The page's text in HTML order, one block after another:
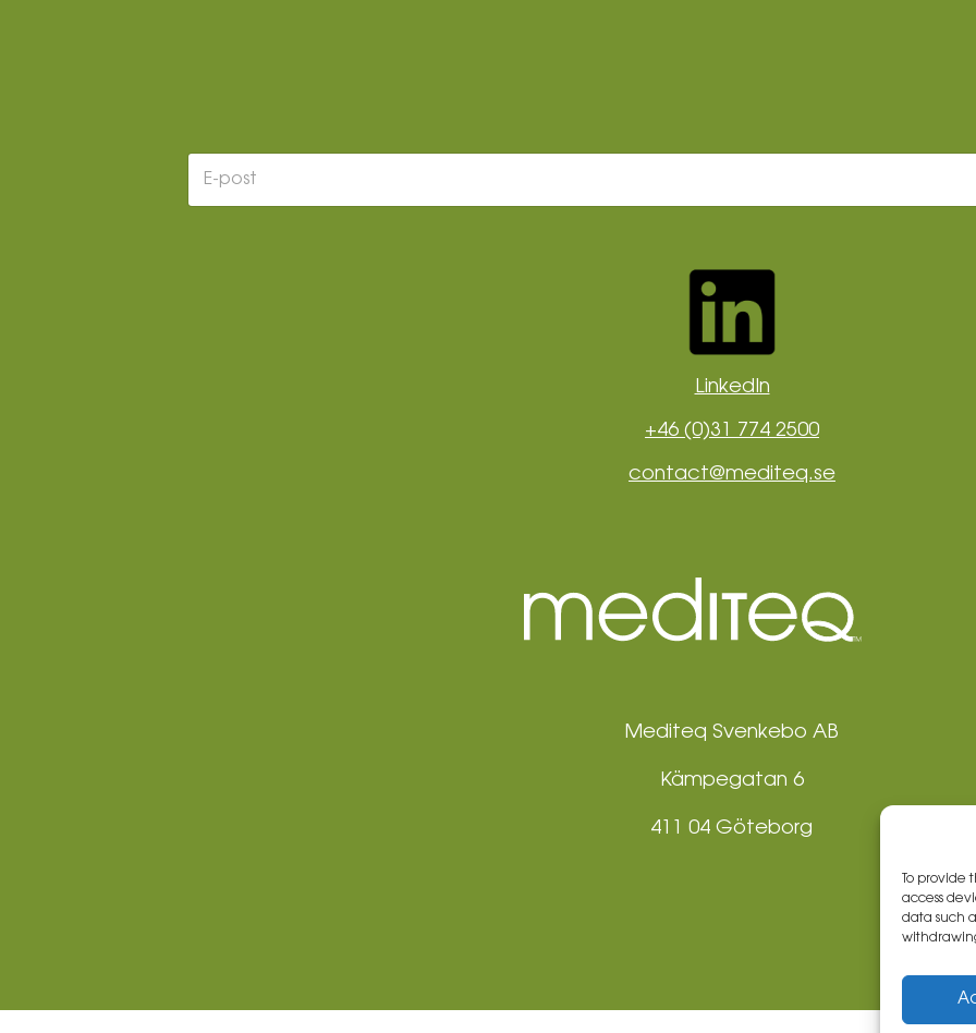
To provide
access
data such
LinkedIn
+46 (0)31 774 2500
contact@mediteq.se
Mediteq Svenkebo AB
Kämpegatan 6
411 04 Göteborg